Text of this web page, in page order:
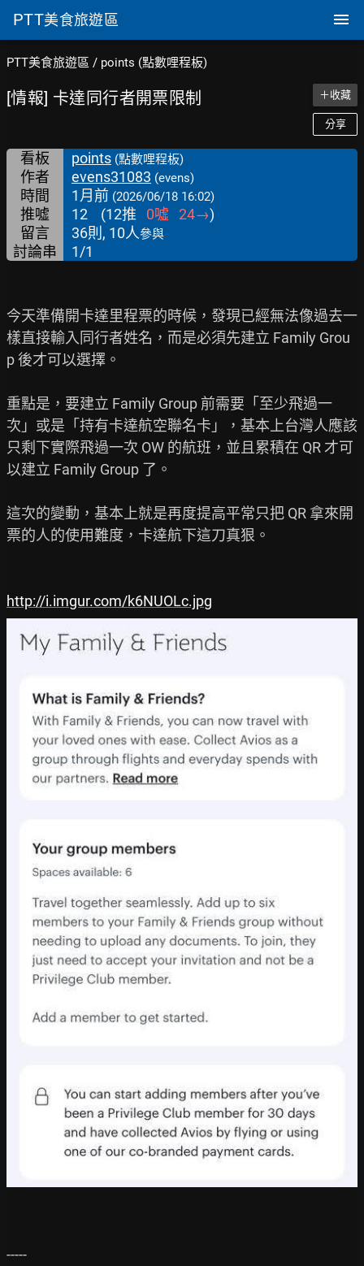
PTT美食旅遊區
PTT美食旅遊區 / points (點數哩程板)
[情報] 卡達同行者開票限制 ＋收藏
分享
看板 points (點數哩程板)
作者 evens31083 (evens)
時間 1月前 (2026/06/18 16:02)
推噓 12 (12推 0噓 24→)
留言
36則, 10人參與
討論串 1/1
今天準備開卡達里程票的時候，發現已經無法像過去一
樣直接輸入同行者姓名，而是必須先建立 Family Grou
p 後才可以選擇。
重點是，要建立 Family Group 前需要「至少飛過一
次」或是「持有卡達航空聯名卡」，基本上台灣人應該
只剩下實際飛過一次 OW 的航班，並且累積在 QR 才可
以建立 Family Group 了。
這次的變動，基本上就是再度提高平常只把 QR 拿來開
票的人的使用難度，卡達航下這刀真狠。
http://i.imgur.com/k6NUOLc.jpg
-----